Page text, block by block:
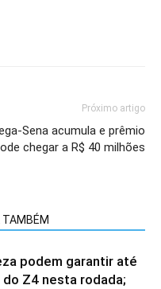
Próximo artigo
Sena acumula e prêmio
chegar a R$ 40 milhões
TAMBÉM
podem garantir até
Z4 nesta rodada;